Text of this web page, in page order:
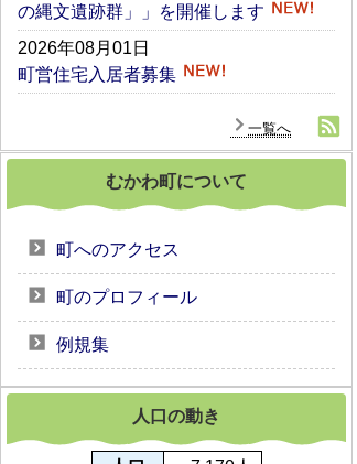
の縄文遺跡群」」を開催します
2026年08月01日
町営住宅入居者募集
一覧へ
むかわ町について
町へのアクセス
町のプロフィール
例規集
人口の動き